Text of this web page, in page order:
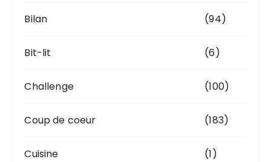
Bilan (94)
Bit-lit (6)
Challenge (100)
Coup de coeur (183)
Cuisine (1)